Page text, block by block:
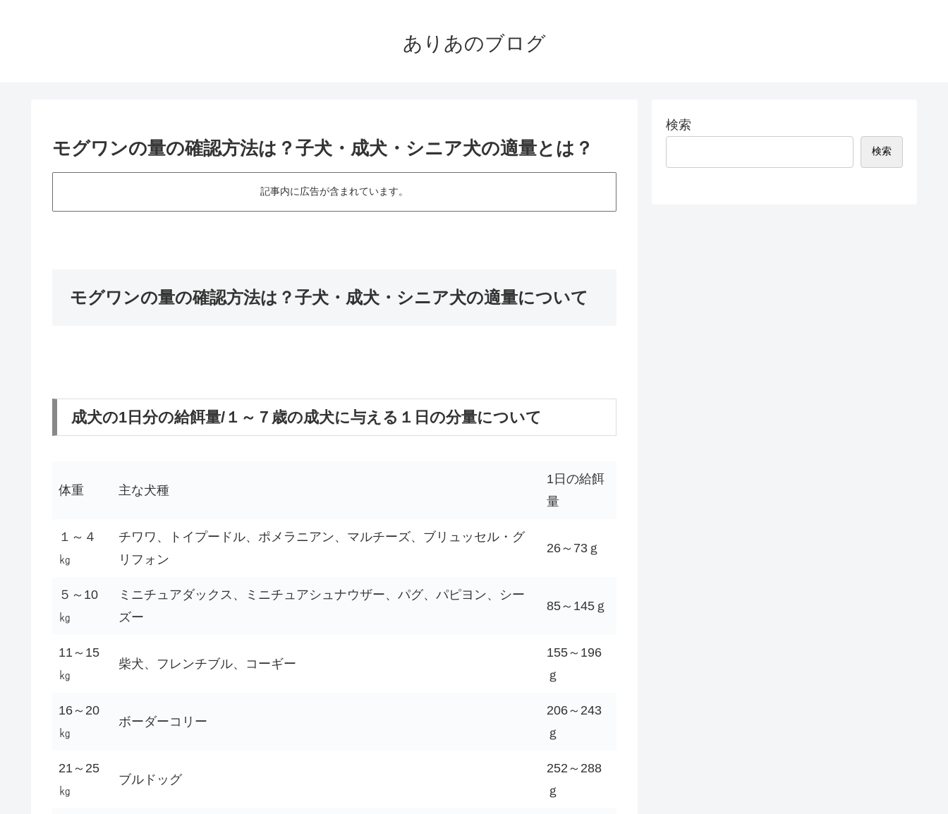
ありあのブログ
モグワンの量の確認方法は？子犬・成犬・シニア犬の適量とは？
記事内に広告が含まれています。
モグワンの量の確認方法は？子犬・成犬・シニア犬の適量について
成犬の1日分の給餌量/１～７歳の成犬に与える１日の分量について
体重 主な犬種
1日の給餌
量
１～４
㎏
チワワ、トイプードル、ポメラニアン、マルチーズ、ブリュッセル・グ
リフォン
26～73ｇ
５～10
㎏
ミニチュアダックス、ミニチュアシュナウザー、パグ、パピヨン、シー
ズー
85～145ｇ
11～15
㎏
柴犬、フレンチブル、コーギー
155～196
ｇ
16～20
㎏
ボーダーコリー
206～243
ｇ
21～25
㎏
ブルドッグ
252～288
ｇ
検索
検索